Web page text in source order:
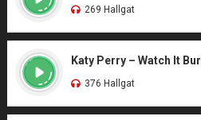
269 Hallgat
Katy Perry – Watch It Bur
376 Hallgat